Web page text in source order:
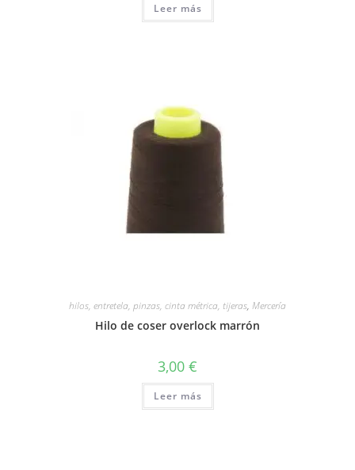
Leer más
hilos, entretela, pinzas, cinta métrica, tijeras, Mercería
Hilo de coser overlock marrón
3,00 €
Leer más